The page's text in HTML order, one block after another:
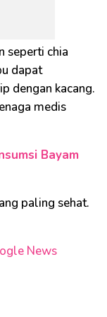
seperti chia
dapat
dengan kacang.
medis
Bayam
paling sehat.
News